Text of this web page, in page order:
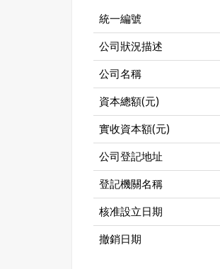
統一編號
公司狀況描述
公司名稱
資本總額(元)
實收資本額(元)
公司登記地址
登記機關名稱
核准設立日期
撤銷日期